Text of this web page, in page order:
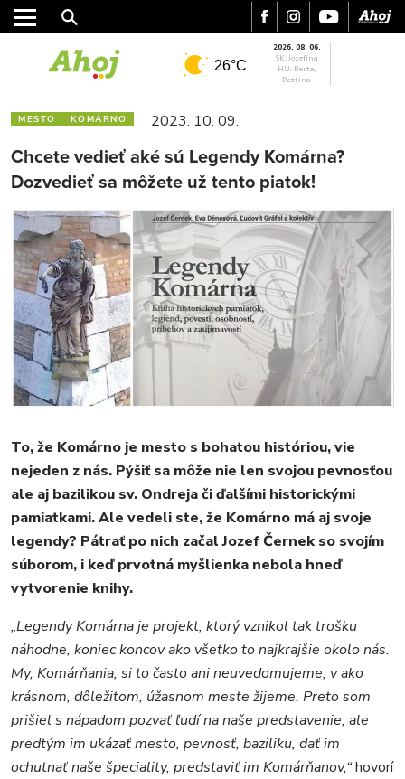
MESTO
REGIÓN
ŠPORT
KULTÚRA
FOTKY
26°C
2026. 08. 06.
SK: Jozefína
HU: Berta,
Bettina
MESTO KOMÁRNO 2023. 10. 09.
Chcete vedieť aké sú Legendy Komárna?
Dozvedieť sa môžete už tento piatok!
To, že Komárno je mesto s bohatou históriou, vie
nejeden z nás. Pýšiť sa môže nie len svojou pevnosťou
ale aj bazilikou sv. Ondreja či ďalšími historickými
pamiatkami. Ale vedeli ste, že Komárno má aj svoje
legendy? Pátrať po nich začal Jozef Černek so svojím
súborom, i keď prvotná myšlienka nebola hneď
vytvorenie knihy.
„Legendy Komárna je projekt, ktorý vznikol tak trošku
náhodne, koniec koncov ako všetko to najkrajšie okolo nás.
My, Komárňania, si to často ani neuvedomujeme, v ako
krásnom, dôležitom, úžasnom meste žijeme. Preto som
prišiel s nápadom pozvať ľudí na naše predstavenie, ale
predtým im ukázať mesto, pevnosť, baziliku, dať im
ochutnať naše špeciality, predstaviť im Komárňanov,“hovorí